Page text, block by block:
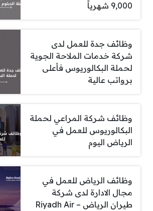
9,000 شهرياً
وظائف جدة للعمل لدى
شركة خدمات الملاحة الجوية
لحملة البكالوريوس فأعلى
برواتب عالية
وظائف شركة المراعي لحملة
البكالوريوس للعمل في
الرياض اليوم
وظائف الرياض للعمل في
مجال الادارة لدى شركة
طيران الرياض – Riyadh Air